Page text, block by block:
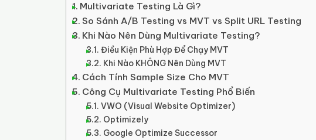
Multivariate Testing Là Gì?
So Sánh A/B Testing vs MVT vs Split URL Testing
Khi Nào Nên Dùng Multivariate Testing?
Điều Kiện Phù Hợp Để Chạy MVT
Khi Nào KHÔNG Nên Dùng MVT
Cách Tính Sample Size Cho MVT
Công Cụ Multivariate Testing Phổ Biến
VWO (Visual Website Optimizer)
Optimizely
Google Optimize Successor